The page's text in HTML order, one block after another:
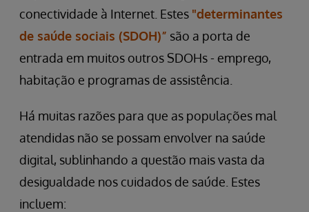
conectividade à Internet. Estes "determinantes
de saúde sociais (SDOH)” são a porta de
entrada em muitos outros SDOHs - emprego,
habitação e programas de assistência.
Há muitas razões para que as populações mal
atendidas não se possam envolver na saúde
digital, sublinhando a questão mais vasta da
desigualdade nos cuidados de saúde. Estes
incluem: